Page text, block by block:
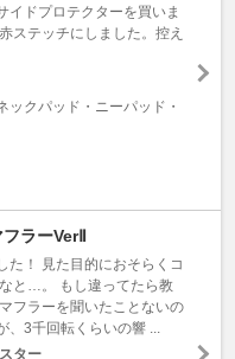
イドプロテクターを買いま
ステッチにしました。控え
ックパッド・ニーパッド・
ラーVerⅡ
た！ 見た目的におそらくコ
と…。 もし違ってたら教
フラーを聞いたことないの
3千回転くらいの響 ...
ター